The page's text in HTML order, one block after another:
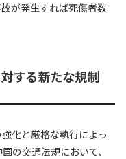
が発生すれば死傷者数
する新たな規制
化と厳格な執行によっ
の交通法規において、